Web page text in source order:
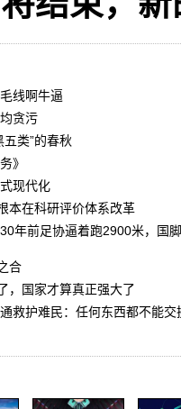
线啊牛逼
贪污
五类”的春秋
》
现代化
本在科研评价体系改革
年前足协逼着跑2900米，国
合
，国家才算真正强大了
救护难民：任何东西都不能交